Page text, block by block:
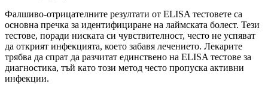
Фалшиво-отрицателните резултати от ELISA тестовете са
основна пречка за идентифициране на лаймската болест. Тези
тестове, поради ниската си чувствителност, често не успяват
да открият инфекцията, което забавя лечението. Лекарите
трябва да спрат да разчитат единствено на ELISA тестове за
диагностика, тъй като този метод често пропуска активни
инфекции.